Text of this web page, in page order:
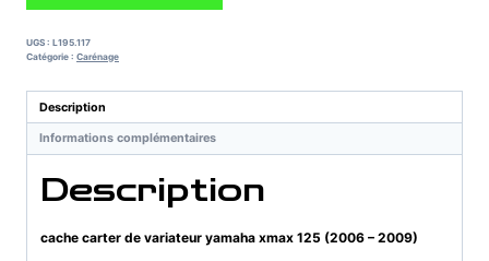
carter
de
yamaha
xmax
125
2009)
UGS : L195.117
Catégorie : Carénage
Description
Informations complémentaires
Description
cache carter de variateur yamaha xmax 125 (2006 – 2009)